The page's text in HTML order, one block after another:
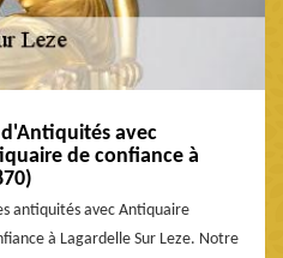
avec
de confiance à
antiquités avec Antiquaire
à Lagardelle Sur Leze. Notre